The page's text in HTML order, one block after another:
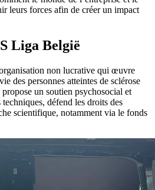
leurs forces afin de créer un impact
Liga België
non lucrative qui œuvre
des personnes atteintes de sclérose
un soutien psychosocial et
défend les droits des
scientifique, notamment via le fonds